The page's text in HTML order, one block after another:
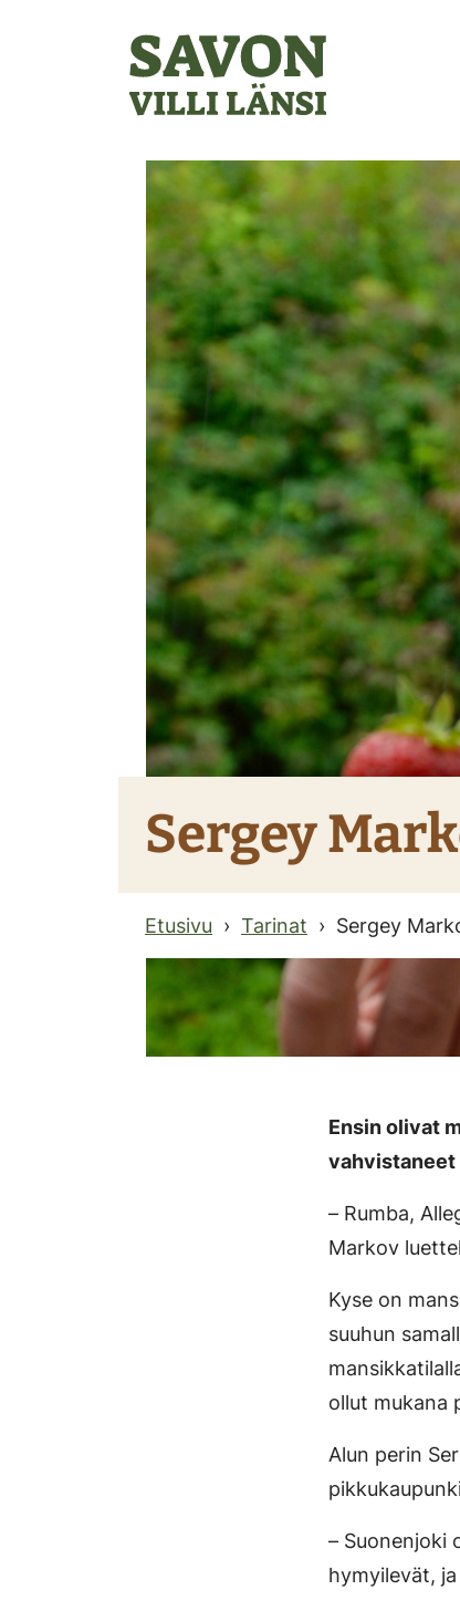
Etusivu
Sergey
Etusivu Tarinat Sergey
Ensin olivat
vahvistaneet
– Rumba,
Markov
Kyse on
suuhun
ollut mukana
Alun perin
– Suonenjoki
hymyilevät,